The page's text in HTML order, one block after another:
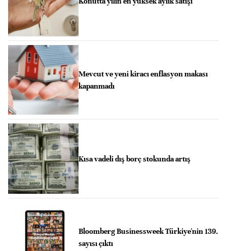
Mevcut ve yeni kiracı enflasyon makası
kapanmadı
Kısa vadeli dış borç stokunda artış
Bloomberg Businessweek Türkiye'nin 139.
sayısı çıktı